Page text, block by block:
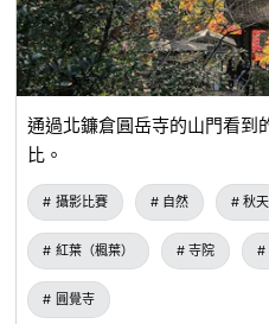
通過北鐮倉圓岳寺的山門看到
比。
攝影比賽 自然 秋天
紅葉（楓葉） 寺院
圓覺寺